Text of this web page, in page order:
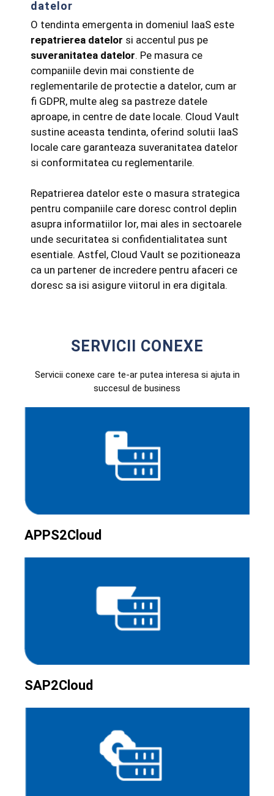
datelor
O tendinta emergenta in domeniul IaaS este
repatrierea datelor si accentul pus pe
suveranitatea datelor. Pe masura ce
companiile devin mai constiente de
reglementarile de protectie a datelor, cum ar
fi GDPR, multe aleg sa pastreze datele
aproape, in centre de date locale. Cloud Vault
sustine aceasta tendinta, oferind solutii IaaS
locale care garanteaza suveranitatea datelor
si conformitatea cu reglementarile.
Repatrierea datelor este o masura strategica
pentru companiile care doresc control deplin
asupra informatiilor lor, mai ales in sectoarele
unde securitatea si confidentialitatea sunt
esentiale. Astfel, Cloud Vault se pozitioneaza
ca un partener de incredere pentru afaceri ce
doresc sa isi asigure viitorul in era digitala.
SERVICII CONEXE
Servicii conexe care te-ar putea interesa si ajuta in
succesul de business
APPS2Cloud
SAP2Cloud